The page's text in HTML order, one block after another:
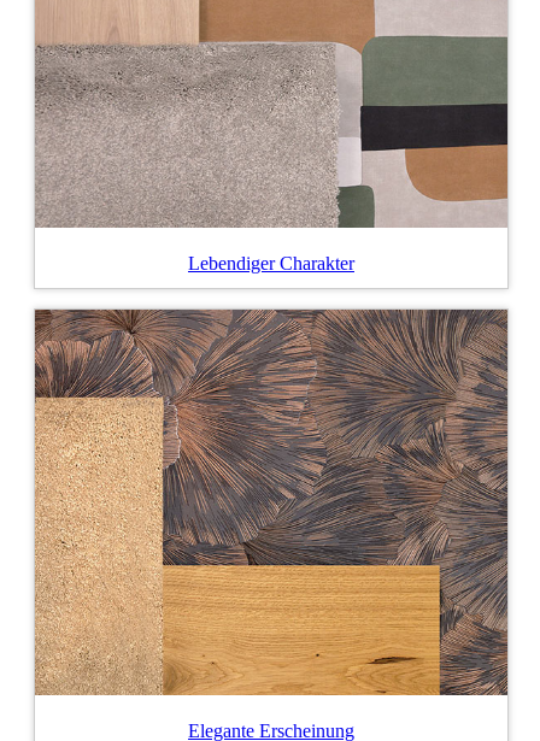
Lebendiger Charakter
Elegante Erscheinung